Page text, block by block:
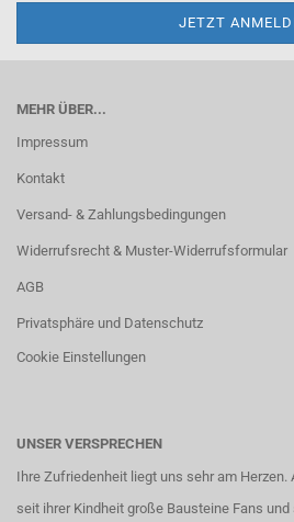
MEHR ÜBER...
Impressum
Kontakt
Versand- & Zahlungsbedingungen
Widerrufsrecht & Muster-Widerrufsformular
AGB
Privatsphäre und Datenschutz
Cookie Einstellungen
UNSER VERSPRECHEN
Ihre Zufriedenheit liegt uns sehr am Herzen.
seit ihrer Kindheit große Bausteine Fans